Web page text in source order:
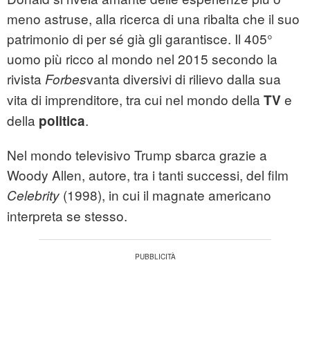
meno astruse, alla ricerca di una ribalta che il suo
patrimonio di per sé già gli garantisce. Il 405°
uomo più ricco al mondo nel 2015 secondo la
rivista Forbesvanta diversivi di rilievo dalla sua
vita di imprenditore, tra cui nel mondo della TVe
della politica.
Nel mondo televisivo Trump sbarca grazie a
Woody Allen, autore, tra i tanti successi, del film
Celebrity (1998), in cui il magnate americano
interpreta se stesso.